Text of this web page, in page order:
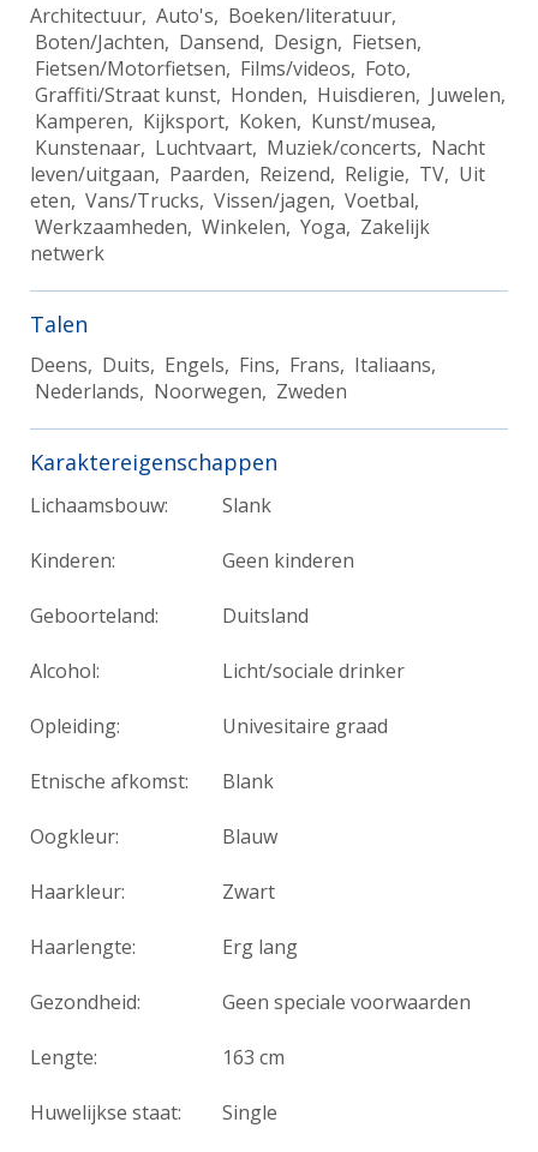
Architectuur, Auto's, Boeken/literatuur,
Boten/Jachten, Dansend, Design, Fietsen,
Fietsen/Motorfietsen, Films/videos, Foto,
Graffiti/Straat kunst, Honden, Huisdieren, Juwelen,
Kamperen, Kijksport, Koken, Kunst/musea,
Kunstenaar, Luchtvaart, Muziek/concerts, Nacht
leven/uitgaan, Paarden, Reizend, Religie, TV, Uit
eten, Vans/Trucks, Vissen/jagen, Voetbal,
Werkzaamheden, Winkelen, Yoga, Zakelijk
netwerk
Talen
Deens, Duits, Engels, Fins, Frans, Italiaans,
Nederlands, Noorwegen, Zweden
Karaktereigenschappen
Lichaamsbouw: Slank
Kinderen: Geen kinderen
Geboorteland: Duitsland
Alcohol: Licht/sociale drinker
Opleiding: Univesitaire graad
Etnische afkomst: Blank
Oogkleur: Blauw
Haarkleur: Zwart
Haarlengte: Erg lang
Gezondheid: Geen speciale voorwaarden
Lengte: 163 cm
Huwelijkse staat: Single